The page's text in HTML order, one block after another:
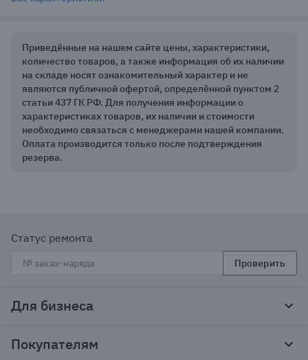
Приведённые на нашем сайте цены, характеристики,
количество товаров, а также информация об их наличии
на складе носят ознакомительный характер и не
являются публичной офертой, определённой пунктом 2
статьи 437 ГК РФ. Для получения информации о
характеристиках товаров, их наличии и стоимости
необходимо связаться с менеджерами нашей компании.
Оплата производится только после подтверждения
резерва.
Статус ремонта
Проверить
Для бизнеса
Тендеры и гос закупки
Покупателям